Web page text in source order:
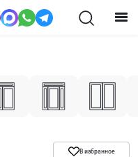
В избранное